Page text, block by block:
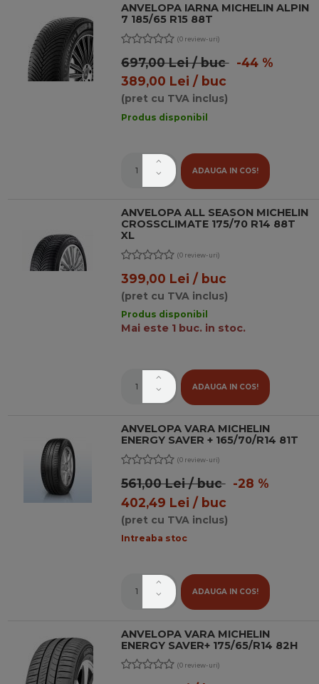
ANVELOPA IARNA MICHELIN ALPIN
7 185/65 R15 88T
(0 review-uri)
697,00 Lei / buc-44 %
389,00 Lei / buc
(pret cu TVA inclus)
Produs disponibil
ADAUGA IN COS!
ANVELOPA ALL SEASON MICHELIN
CROSSCLIMATE 175/70 R14 88T
XL
(0 review-uri)
399,00 Lei / buc
(pret cu TVA inclus)
Produs disponibil
Mai este 1 buc. in stoc.
ADAUGA IN COS!
ANVELOPA VARA MICHELIN
ENERGY SAVER + 165/70/R14 81T
(0 review-uri)
561,00 Lei / buc-28 %
402,49 Lei / buc
(pret cu TVA inclus)
Intreaba stoc
ADAUGA IN COS!
ANVELOPA VARA MICHELIN
ENERGY SAVER+ 175/65/R14 82H
(0 review-uri)